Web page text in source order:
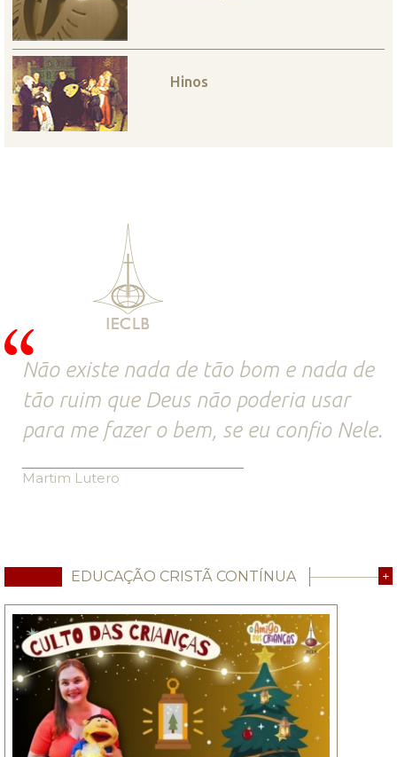
Hinos
Não existe nada de tão bom e nada de
tão ruim que Deus não poderia usar
para me fazer o bem, se eu confio Nele.
Martim Lutero
EDUCAÇÃO CRISTÃ CONTÍNUA +